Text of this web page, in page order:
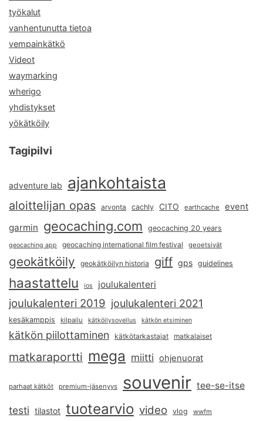
työkalut
vanhentunutta tietoa
vempainkätkö
Videot
waymarking
wherigo
yhdistykset
yökätköily
Tagipilvi
adventure lab ajankohtaista
aloittelijan opas arvonta cachly CITO earthcache event
garmin geocaching.com geocaching 20 years
geocaching app geocaching international film festival geoetsivät
geokätköily geokätköilyn historia giff gps guidelines
haastattelu ios joulukalenteri
joulukalenteri 2019 joulukalenteri 2021
kesäkamppis kilpailu kätköilysovellus kätkön etsiminen
kätkön piilottaminen kätkötarkastajat matkalaiset
matkaraportti mega miitti ohjenuorat
parhaat kätköt premium-jäsenyys souvenir tee-se-itse
testi tilastot tuotearvio video vlog wwfm